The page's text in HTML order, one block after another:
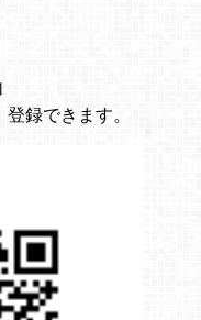
録できます。